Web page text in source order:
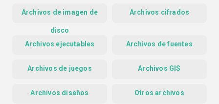
Archivos de imagen de
disco
Archivos cifrados
Archivos ejecutables Archivos de fuentes
Archivos de juegos Archivos GIS
Archivos diseños Otros archivos